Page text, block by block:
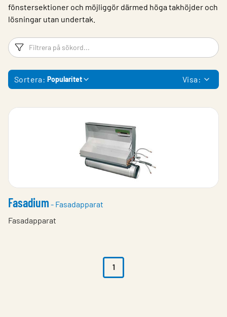
Logga in
Choose languge
Sweden
fönstersektioner och möjliggör därmed höga takhöjder och
lösningar utan undertak.
Filtreringsord
Sortera: Popularitet Visa:
Fasadium - Fasadapparat
Fasadapparat
1